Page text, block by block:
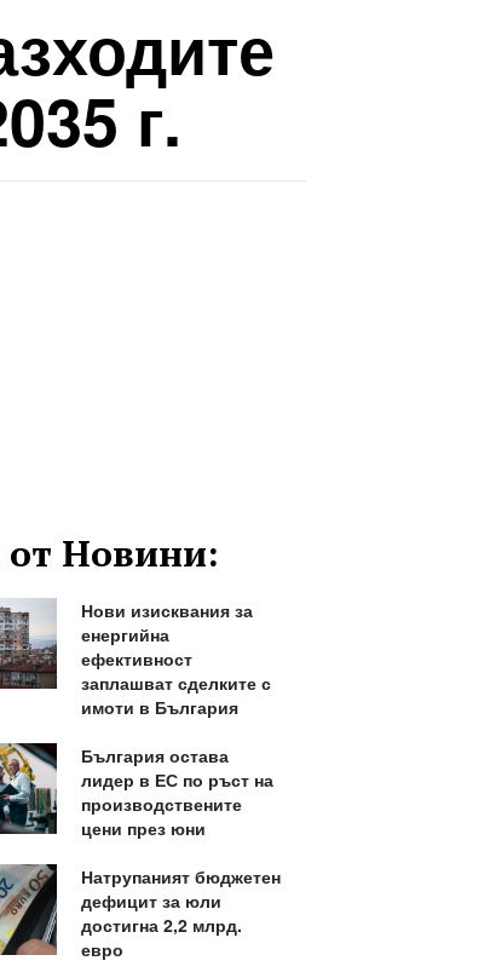
г.
Новини:
Нови изисквания за
енергийна
ефективност
заплашват сделките с
имоти в България
България остава
лидер в ЕС по ръст на
производствените
цени през юни
Натрупаният бюджетен
дефицит за юли
достигна 2,2 млрд.
евро